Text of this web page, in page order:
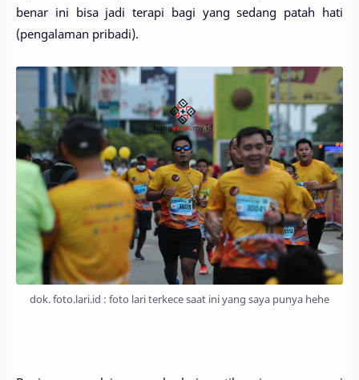
benar ini bisa jadi terapi bagi yang sedang patah hati
(pengalaman pribadi).
dok. foto.lari.id : foto lari terkece saat ini yang saya punya hehe